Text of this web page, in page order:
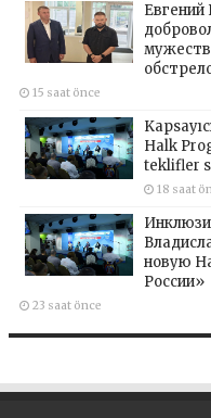
15 saat önce
Halk
teklifler
18 saat
новую
России»
23 saat önce